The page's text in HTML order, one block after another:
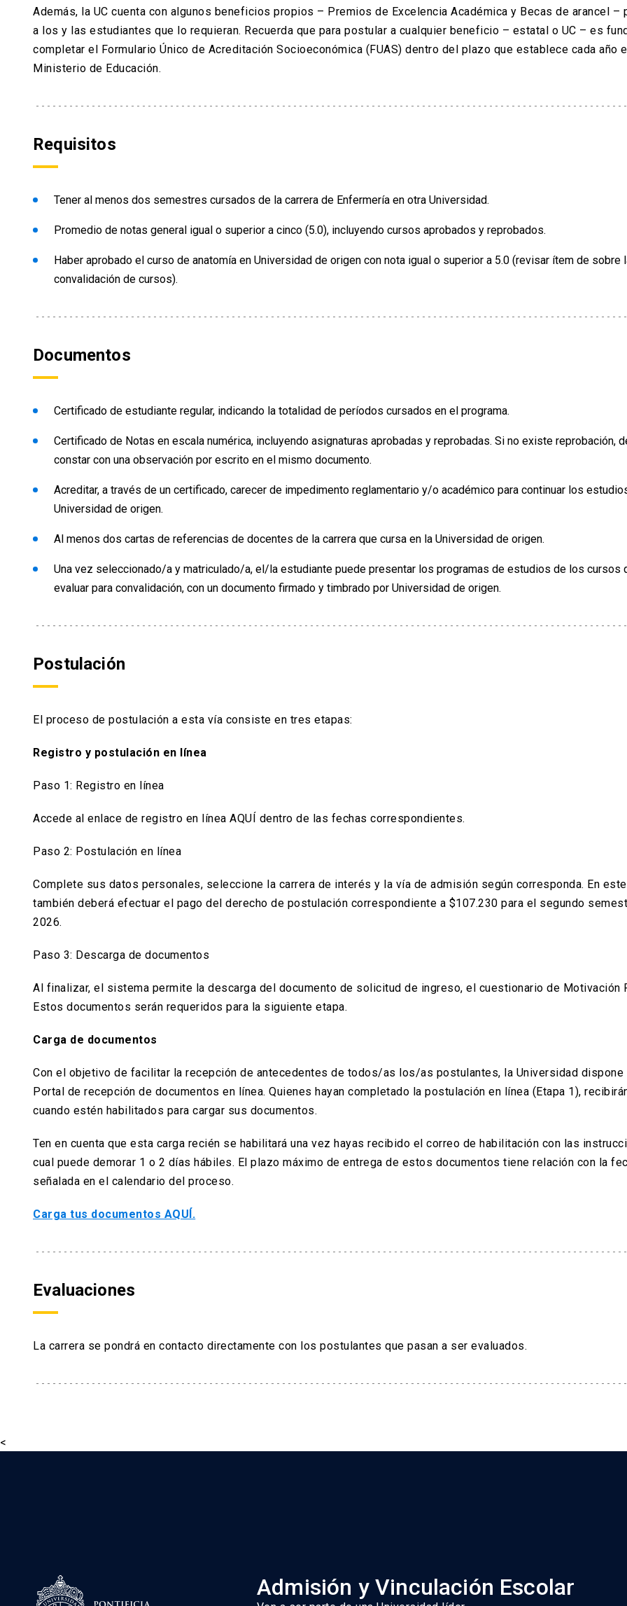
Además, la UC cuenta con algunos beneficios propios – Premios de Excelencia Académica y Becas de arancel –
a los y las estudiantes que lo requieran. Recuerda que para postular a cualquier beneficio – estatal o UC – es
completar el Formulario Único de Acreditación Socioeconómica (FUAS) dentro del plazo que establece cada año
Ministerio de Educación.
Requisitos
Tener al menos dos semestres cursados de la carrera de Enfermería en otra Universidad.
Promedio de notas general igual o superior a cinco (5.0), incluyendo cursos aprobados y reprobados.
Haber aprobado el curso de anatomía en Universidad de origen con nota igual o superior a 5.0 (revisar ítem de sobre
convalidación de cursos).
Documentos
Certificado de estudiante regular, indicando la totalidad de períodos cursados en el programa.
Certificado de Notas en escala numérica, incluyendo asignaturas aprobadas y reprobadas. Si no existe reprobación,
constar con una observación por escrito en el mismo documento.
Acreditar, a través de un certificado, carecer de impedimento reglamentario y/o académico para continuar los
Universidad de origen.
Al menos dos cartas de referencias de docentes de la carrera que cursa en la Universidad de origen.
Una vez seleccionado/a y matriculado/a, el/la estudiante puede presentar los programas de estudios de los cursos
evaluar para convalidación, con un documento firmado y timbrado por Universidad de origen.
Postulación
El proceso de postulación a esta vía consiste en tres etapas:
Registro y postulación en línea
Paso 1: Registro en línea
Accede al enlace de registro en línea AQUÍ dentro de las fechas correspondientes.
Paso 2: Postulación en línea
Complete sus datos personales, seleccione la carrera de interés y la vía de admisión según corresponda. En
también deberá efectuar el pago del derecho de postulación correspondiente a $107.230 para el segundo
2026.
Paso 3: Descarga de documentos
Al finalizar, el sistema permite la descarga del documento de solicitud de ingreso, el cuestionario de Motivación
Estos documentos serán requeridos para la siguiente etapa.
Carga de documentos
Con el objetivo de facilitar la recepción de antecedentes de todos/as los/as postulantes, la Universidad dispone
Portal de recepción de documentos en línea. Quienes hayan completado la postulación en línea (Etapa 1),
cuando estén habilitados para cargar sus documentos.
Ten en cuenta que esta carga recién se habilitará una vez hayas recibido el correo de habilitación con las
cual puede demorar 1 o 2 días hábiles. El plazo máximo de entrega de estos documentos tiene relación con la
señalada en el calendario del proceso.
Carga tus documentos AQUÍ.
Evaluaciones
La carrera se pondrá en contacto directamente con los postulantes que pasan a ser evaluados.
<
Admisión y Vinculación Escolar